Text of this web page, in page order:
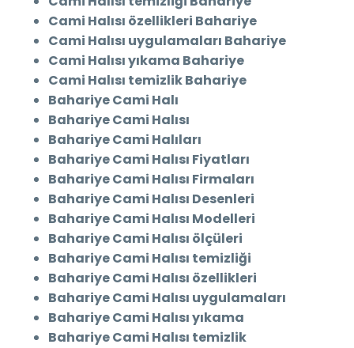
Cami Halısı özellikleri Bahariye
Cami Halısı uygulamaları Bahariye
Cami Halısı yıkama Bahariye
Cami Halısı temizlik Bahariye
Bahariye Cami Halı
Bahariye Cami Halısı
Bahariye Cami Halıları
Bahariye Cami Halısı Fiyatları
Bahariye Cami Halısı Firmaları
Bahariye Cami Halısı Desenleri
Bahariye Cami Halısı Modelleri
Bahariye Cami Halısı ölçüleri
Bahariye Cami Halısı temizliği
Bahariye Cami Halısı özellikleri
Bahariye Cami Halısı uygulamaları
Bahariye Cami Halısı yıkama
Bahariye Cami Halısı temizlik